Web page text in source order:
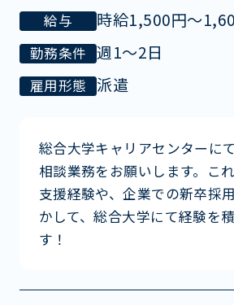
給与 時給1,500円〜
勤務条件 週1～2日
雇用形態 派遣
総合大学キャリアセンターに
相談業務をお願いします。こ
支援経験や、企業での新卒採
かして、総合大学にて経験を
す！